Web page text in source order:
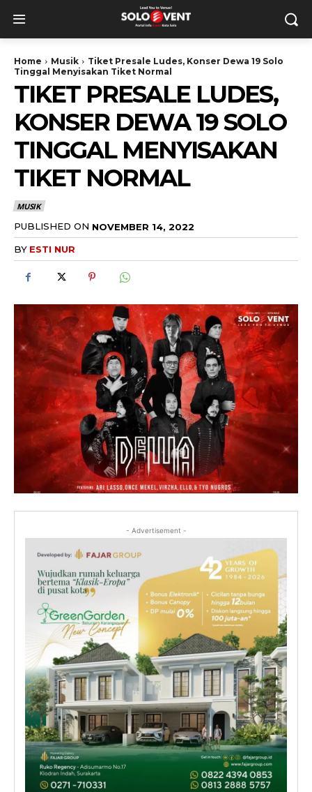
Home Musik
Tiket Presale Ludes, Konser Dewa 19 Solo
Tinggal Menyisakan Tiket Normal
TIKET PRESALE LUDES,
KONSER DEWA 19 SOLO
TINGGAL MENYISAKAN
TIKET NORMAL
MUSIK
PUBLISHED ON NOVEMBER 14, 2022
BY ESTI NUR
- Advertisement -